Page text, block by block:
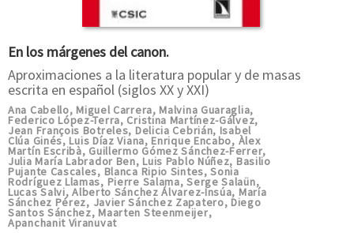
En los márgenes del canon.
Aproximaciones a la literatura popular y de masas
escrita en español (siglos XX y XXI)
Ana Cabello, Miguel Carrera, Malvina Guaraglia,
Federico López-Terra, Cristina Martínez-Gálvez,
Jean François Botreles, Delicia Cebrián, Isabel
Clúa Ginés, Luis Díaz Viana, Enrique Encabo, Àlex
Martín Escribà, Guillermo Gómez Sánchez-Ferrer,
Julia María Labrador Ben, Luis Pablo Núñez, Basilio
Pujante Cascales, Blanca Ripio Sintes,Sonia
Rodríguez Llamas, Pierre Salama,Serge Salaün,
Lucas Salvi,Alberto Sánchez Álvarez-Insúa, María
Sánchez Pérez, Javier Sánchez Zapatero, Diego
Santos Sánchez, Maarten Steenmeijer,
Apanchanit Viranuvat